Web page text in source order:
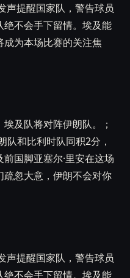
声提醒国家队，警告球员
不会手下留情。埃及能
为本场比赛的关注焦
及队将对阵伊朗队。；
队和比利时队同积2分，
国脚亚塞尔·里安在这场
忽大意，伊朗不会对你
声提醒国家队，警告球员
不会手下留情。埃及能